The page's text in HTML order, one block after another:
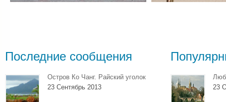
Последние сообщения
Остров Ко Чанг. Райский уголок
23 Сентябрь 2013
23